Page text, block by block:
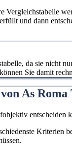
Vergleichstabelle
und dann
da sie nicht
Sie damit
As
entscheiden
Kriterien